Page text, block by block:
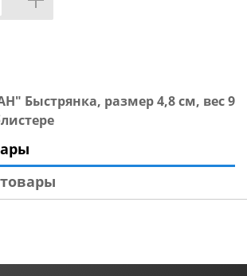
Быстрянка, размер 4,8 см, вес 9